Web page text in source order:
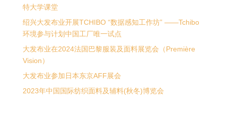
特大学课堂
绍兴大发布业开展TCHIBO “数据感知工作坊” ——Tchibo
环境参与计划中国工厂唯一试点
大发布业在2024法国巴黎服装及面料展览会（Première
Vision）
大发布业参加日本东京AFF展会
2023年中国国际纺织面料及辅料(秋冬)博览会